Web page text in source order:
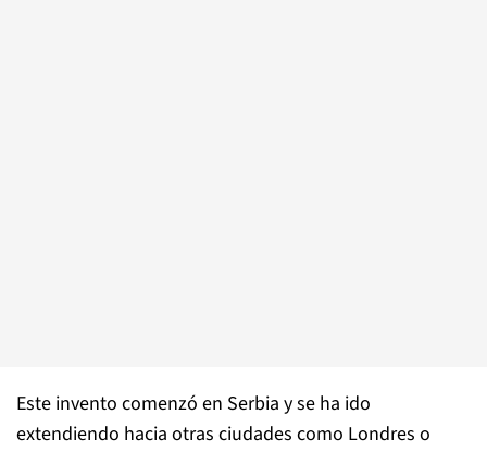
Este invento comenzó en Serbia y se ha ido
extendiendo hacia otras ciudades como Londres o